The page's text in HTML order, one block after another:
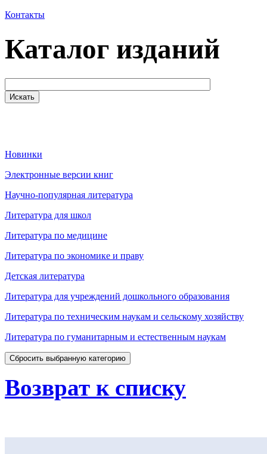
Контакты
Каталог изданий
Новинки
Электронные версии книг
Научно-популярная литература
Литература для школ
Литература по медицине
Литература по экономике и праву
Детская литература
Литература для учреждений дошкольного образования
Литература по техническим наукам и сельскому хозяйству
Литература по гуманитарным и естественным наукам
Сбросить выбранную категорию
Возврат к списку